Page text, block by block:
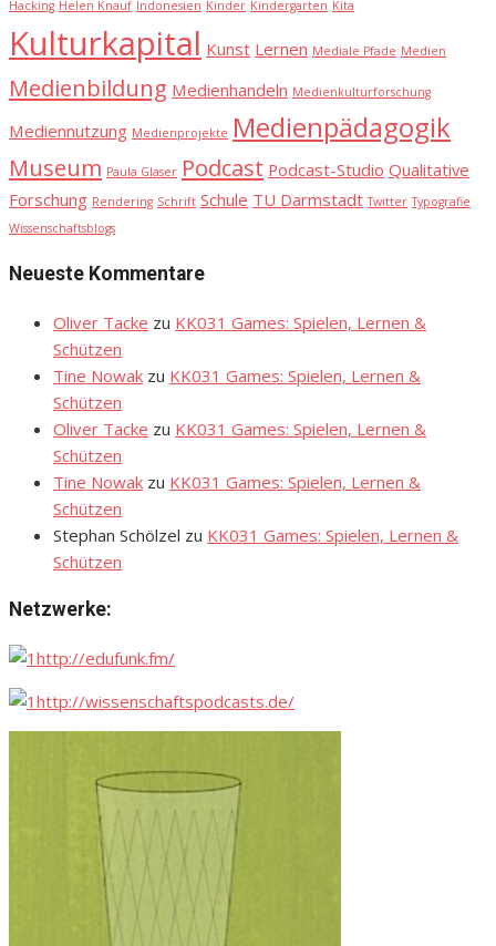
Hacking Helen Knauf Indonesien Kinder Kindergarten Kita
Kulturkapital Kunst Lernen Mediale Pfade Medien
Medienbildung Medienhandeln Medienkulturforschung
Mediennutzung Medienprojekte Medienpädagogik
Museum Paula Glaser Podcast Podcast-Studio Qualitative
Forschung Rendering Schrift Schule TU Darmstadt Twitter Typografie
Wissenschaftsblogs
Neueste Kommentare
Oliver Tacke zu KK031 Games: Spielen, Lernen &
Schützen
Tine Nowak zu KK031 Games: Spielen, Lernen &
Schützen
Oliver Tacke zu KK031 Games: Spielen, Lernen &
Schützen
Tine Nowak zu KK031 Games: Spielen, Lernen &
Schützen
Stephan Schölzel zu KK031 Games: Spielen, Lernen &
Schützen
Netzwerke:
http://edufunk.fm/
http://wissenschaftspodcasts.de/